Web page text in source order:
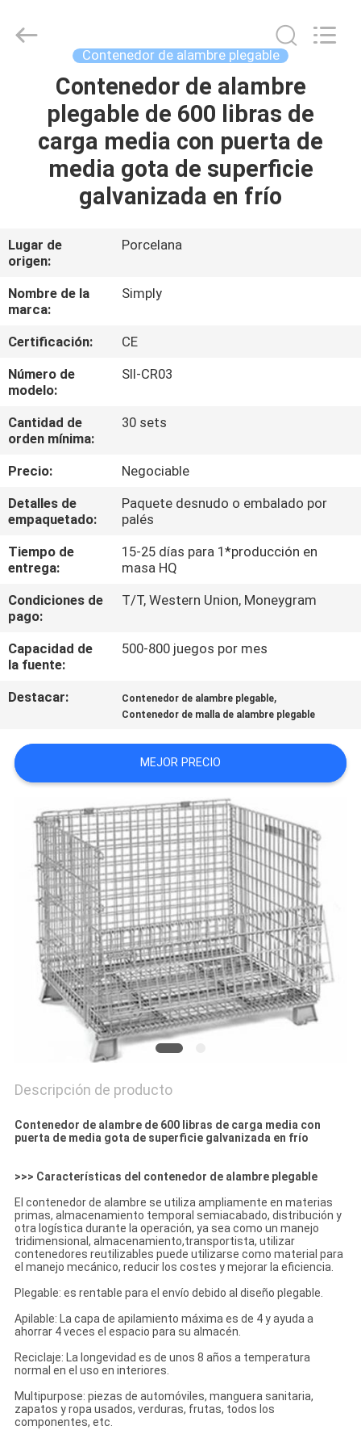
HOGAR
PRODUCTOS
NOSOTROS
VIAJE
DE
LA
FÁBRICA
CONTROL
DE
ÉNTRENOS
EN
CONTACTO
CON
PIDA
UNA
CITA
MAPA
DEL
SITIO
PRIVACY
POLICY
Contenedor de alambre plegable
Contenedor de alambre
plegable de 600 libras de
carga media con puerta de
media gota de superficie
galvanizada en frío
Lugar de
origen:
Porcelana
Nombre de la
marca:
Simply
Certificación:
CE
Número de
modelo:
SII-CR03
Cantidad de
orden mínima:
30 sets
Precio:
Negociable
Detalles de
empaquetado:
Paquete desnudo o embalado por
palés
Tiempo de
entrega:
15-25 días para 1*producción en
masa HQ
Condiciones de
pago:
T/T, Western Union, Moneygram
Capacidad de
la fuente:
500-800 juegos por mes
Destacar: Contenedor de alambre plegable,
Contenedor de malla de alambre plegable
MEJOR PRECIO
Descripción de producto
Contenedor de alambre de 600 libras de carga media con
puerta de media gota de superficie galvanizada en frío
>>> Características del contenedor de alambre plegable
El contenedor de alambre se utiliza ampliamente en materias
primas, almacenamiento temporal semiacabado, distribución y
otra logística durante la operación, ya sea como un manejo
tridimensional, almacenamiento,transportista, utilizar
contenedores reutilizables puede utilizarse como material para
el manejo mecánico, reducir los costes y mejorar la eficiencia.
Plegable: es rentable para el envío debido al diseño plegable.
Apilable: La capa de apilamiento máxima es de 4 y ayuda a
ahorrar 4 veces el espacio para su almacén.
Reciclaje: La longevidad es de unos 8 años a temperatura
normal en el uso en interiores.
Multipurpose: piezas de automóviles, manguera sanitaria,
zapatos y ropa usados, verduras, frutas, todos los
componentes, etc.